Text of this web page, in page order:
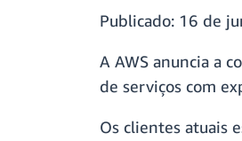
Publicado: 16 de
A AWS anuncia a
de serviços com
Os clientes atuais